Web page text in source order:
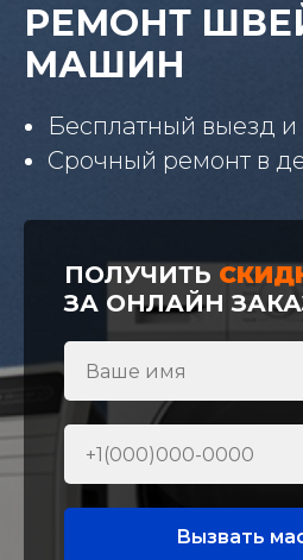
РЕМОНТ
МАШИН
Бесплатный выезд и
Срочный ремонт в
ПОЛУЧИТЬ
ЗА ОНЛАЙН
Вызвать